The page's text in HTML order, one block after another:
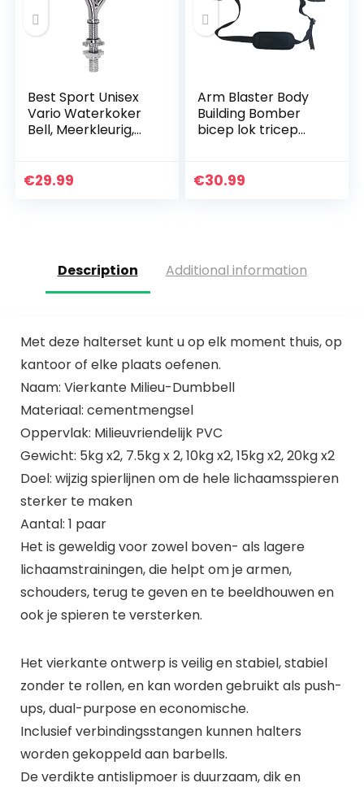
Best Sport Unisex
Vario Waterkoker
Bell, Meerkleurig,
€29.99
Arm Blaster Body
Building Bomber
bicep lok tricep
verstelbaar
€30.99
Description Additional information
Met deze halterset kunt u op elk moment thuis, op
kantoor of elke plaats oefenen.
Naam: Vierkante Milieu-Dumbbell
Materiaal: cementmengsel
Oppervlak: Milieuvriendelijk PVC
Gewicht: 5kg x2, 7.5kg x 2, 10kg x2, 15kg x2, 20kg x2
Doel: wijzig spierlijnen om de hele lichaamsspieren
sterker te maken
Aantal: 1 paar
Het is geweldig voor zowel boven- als lagere
lichaamstrainingen, die helpt om je armen,
schouders, terug te geven en te beeldhouwen en
ook je spieren te versterken.
Het vierkante ontwerp is veilig en stabiel, stabiel
zonder te rollen, en kan worden gebruikt als push-
ups, dual-purpose en economische.
Inclusief verbindingsstangen kunnen halters
worden gekoppeld aan barbells.
De verdikte antislipmoer is duurzaam, dik en